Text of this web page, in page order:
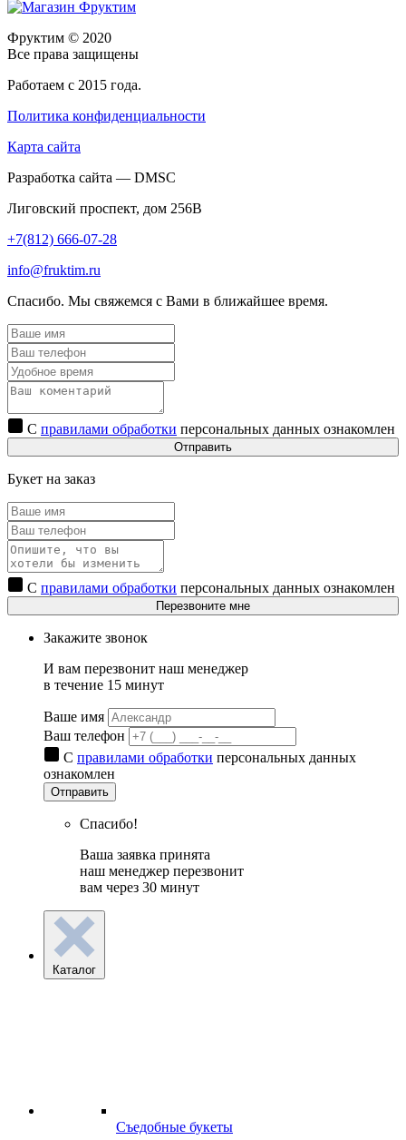
Фруктим © 2020
Все права защищены
Работаем с 2015 года.
Политика конфиденциальности
Карта сайта
Разработка сайта — DMSC
Лиговский проспект, дом 256В
+7(812) 666-07-28
info@fruktim.ru
Спасибо. Мы свяжемся с Вами в ближайшее время.
С правилами обработки персональных данных ознакомлен
Отправить
Букет на заказ
С правилами обработки персональных данных ознакомлен
Перезвоните мне
Закажите звонок
И вам перезвонит наш менеджер
в течение 15 минут
Ваше имя
Ваш телефон
С правилами обработки персональных данных
ознакомлен
Отправить
Спасибо!
Ваша заявка принята
наш менеджер перезвонит
вам через 30 минут
Каталог
Съедобные букеты